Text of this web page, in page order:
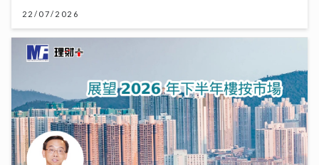
22/07/2026